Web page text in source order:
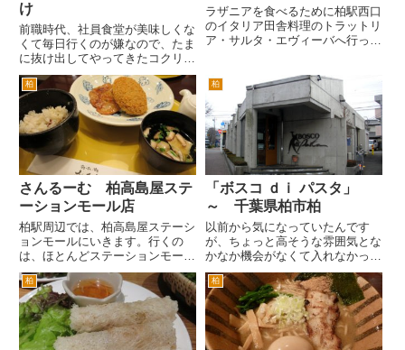
け
前職時代、社員食堂が美味しくな
くて毎日行くのが嫌なので、たま
に抜け出してやってきたコクリコ
です。久しぶりだぜ。会社を辞め
たら、なかなか来ることはないだ
ろうと思ったけど。またまた通う
ことになるとは、縁があるなあ。
柏駅東口のハウディーモール...
ラザニアを食べるために柏駅西口
のイタリア田舎料理のトラットリ
ア・サルタ・エヴィーバへ行って
た。 手作りワインなんてメニュ
ーがあった。 いわしのマリネ。
グリーンサラダ。 ストゴンラ
プ...
柏
さんるーむ 柏高島屋ステ
ーションモール店
柏駅周辺では、柏高島屋ステーシ
ョンモールにいきます。行くの
は、ほとんどステーションモール
新館へ行きます。 とにかく新
館によくいくのですが、旧館とい
うかS館のレストランへはなぜあ
まり行かないです。明確な理由は
ないのですが、新館に好きなお店
が...
柏
「ボスコ ｄｉ パスタ」
～ 千葉県柏市柏
以前から気になっていたんです
が、ちょっと高そうな雰囲気とな
かなか機会がなくて入れなかった
パスタ屋さん。 徒歩だと駅から
ちょっと歩きます。10分くらい
でしょうか。柏駅東口を出て、左
手のそごう本館脇の階段を下りま
す。そのまま左手のそごう第一駐
車...
柏 柏